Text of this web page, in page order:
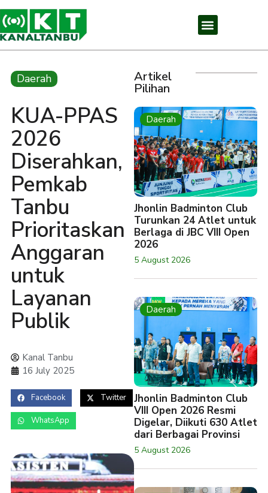
Daerah
KUA-PPAS
2026
Diserahkan,
Pemkab
Tanbu
Prioritaskan
Anggaran
untuk
Layanan
Publik
Kanal Tanbu
16 July 2025
Facebook Twitter
WhatsApp
Artikel
Pilihan
Daerah
Jhonlin Badminton Club
Turunkan 24 Atlet untuk
Berlaga di JBC VIII Open
2026
5 August 2026
Daerah
Jhonlin Badminton Club
VIII Open 2026 Resmi
Digelar, Diikuti 630 Atlet
dari Berbagai Provinsi
5 August 2026